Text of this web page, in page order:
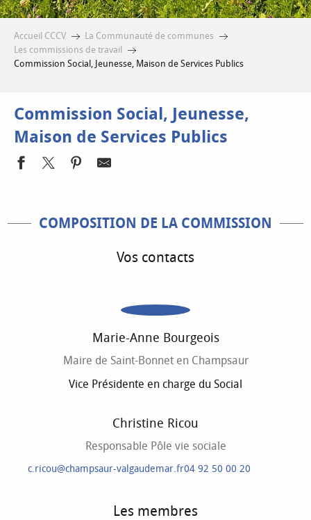
Accueil CCCV
La Communauté de communes
Les commissions de travail
Commission Social, Jeunesse, Maison de Services Publics
Commission Social, Jeunesse,
Maison de Services Publics
COMPOSITION DE LA COMMISSION
Vos contacts
Marie-Anne Bourgeois
Maire de Saint-Bonnet en Champsaur
Vice Présidente en charge du Social
Christine Ricou
Responsable Pôle vie sociale
c.ricou@champsaur-valgaudemar.fr04 92 50 00 20
Les membres